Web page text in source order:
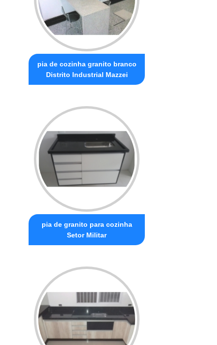
pia de cozinha granito branco
Distrito Industrial Mazzei
pia de granito para cozinha
Setor Militar